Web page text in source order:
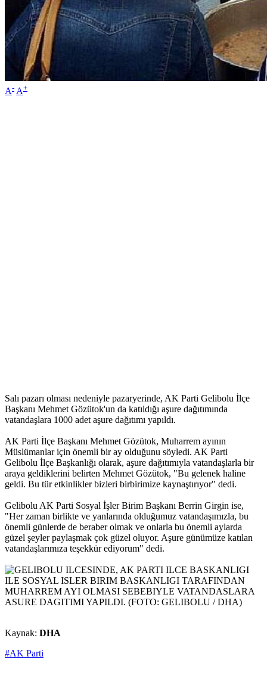
A- A+
Salı pazarı olması nedeniyle pazaryerinde, AK Parti Gelibolu İlçe
Başkanı Mehmet Gözütok'un da katıldığı aşure dağıtımında
vatandaşlara 1000 adet aşure dağıtımı yapıldı.
AK Parti İlçe Başkanı Mehmet Gözütok, Muharrem ayının
Müslümanlar için önemli bir ay olduğunu söyledi. AK Parti
Gelibolu İlçe Başkanlığı olarak, aşure dağıtımıyla vatandaşlarla bir
araya geldiklerini belirten Mehmet Gözütok, "Bu gelenek haline
geldi. Bu tür etkinlikler bizleri birbirimize kaynaştırıyor" dedi.
Gelibolu AK Parti Sosyal İşler Birim Başkanı Berrin Girgin ise,
"Her zaman birlikte ve yanlarında olduğumuz vatandaşımızla, bu
önemli günlerde de beraber olmak ve onlarla bu önemli aylarda
güzel şeyler paylaşmak çok güzel oluyor. Aşure günümüze katılan
vatandaşlarımıza teşekkür ediyorum" dedi.
Kaynak: DHA
#AK Parti